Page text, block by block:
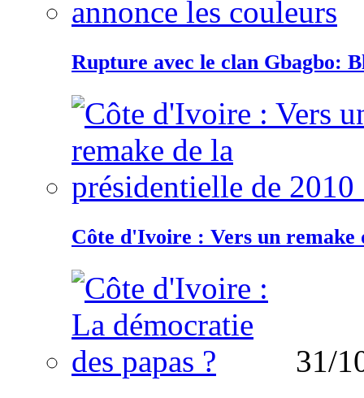
Rupture avec le clan Gbagbo:
Côte d'Ivoire : Vers un remake
31/